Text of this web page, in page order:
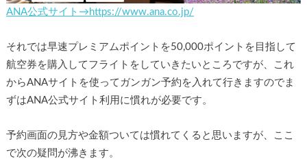
ANA公式サイト→https://www.ana.co.jp/
それでは早速プレミアムポイントを50,000ポイントを目指して
航空券を購入してフライトをしていきたいところですが、これ
からANAサイトを使ってガンガン予約を入れて行きますのでま
ずはANA公式サイト利用に慣れが必要です。
予約画面の見方や金額ついては慣れてくると思いますが、ここ
で次の疑問が沸きます。